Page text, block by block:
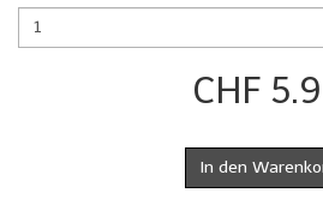
CHF
In den